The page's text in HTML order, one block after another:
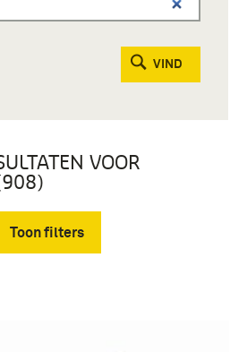
VIND
VOOR
Toon filters